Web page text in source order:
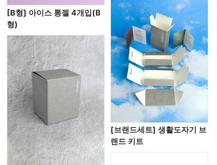
[B형] 아이스 통젤 4개입(B
형)
[브랜드세트] 생활도자기 브
랜드 키트